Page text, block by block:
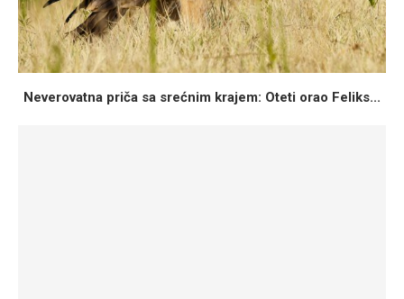
Neverovatna priča sa srećnim krajem: Oteti orao Feliks...